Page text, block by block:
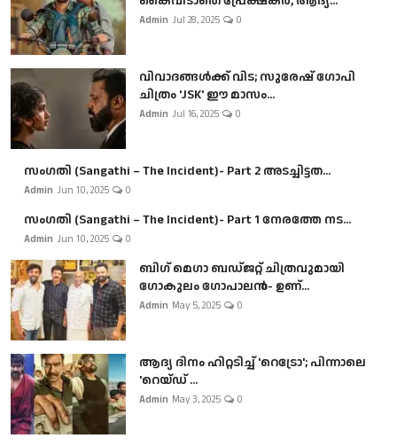
Admin Jul 28, 2025 0
വിവാദങ്ങൾക്ക് വിട; സുരേഷ് ഗോപി
ചിത്രം 'JSK' ഈ മാസം...
Admin Jul 16, 2025 0
സംഗതി (Sangathi – The Incident)- Part 2 അടച്ചിട്ടത...
Admin Jun 10, 2025 0
സംഗതി (Sangathi – The Incident)- Part 1 നേരത്തേ നട...
Admin Jun 10, 2025 0
ബി​ഗ് മെഗാ ബഡ്ജറ്റ് ചിത്രവുമായി
ഗോകുലം ഗോപാലൻ- ഉണ്...
Admin May 5, 2025 0
ആദ്യ ദിനം ഹിറ്റടിച്ച് 'റെട്രോ'; പിന്നാലെ
'റെയ്ഡ് ...
Admin May 3, 2025 0